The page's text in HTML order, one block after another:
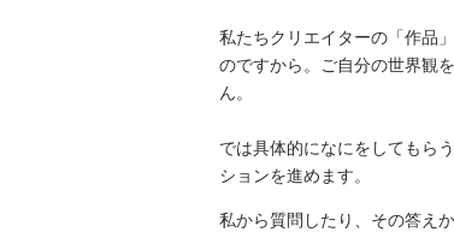
私たちクリエイターの「作品
のですから。ご自分の世界観
ん。
では具体的になにをしてもら
ションを進めます。
私から質問したり、その答え